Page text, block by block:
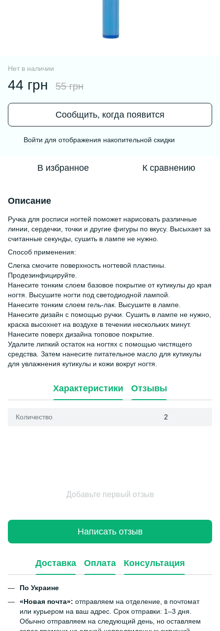
Нет в наличии
44 грн 55 грн
Сообщить, когда появится
Войти для отображения накопительной скидки
В избранное К сравнению
Описание
Ручка для росписи ногтей поможет нарисовать различные
линии, сердечки, точки и другие фигуры по вкусу. Высыхает за
считанные секунды, сушить в лампе не нужно.
Способ применения:
Слегка смочите поверхность ногтевой пластины.
Продезинфицируйте.
Нанесите тонким слоем базовое покрытие от кутикулы до края
ногтя. Высушите ногти под светодиодной лампой.
Нанесите тонким слоем гель-лак. Высушите в лампе.
Нанесите дизайн с помощью ручки. Сушить в лампе не нужно,
краска высохнет на воздухе в течении нескольких минут.
Нанесите поверх дизайна топовое покрытие.
Удалите липкий остаток на ногтях с помощью чистящего
средства. Затем нанесите питательное масло для кутикулы
для увлажнения кутикулы и кожи вокруг ногтя.
Характеристики Отзывы
Количество 2
Добавьте первый отзыв
Написать отзыв
Доставка Оплата Консультация
По Украине
«Новая почта»: отправляем на отделение, в почтомат
или курьером на ваш адрес. Срок отправки: 1–3 дня.
Обычно отправляем на следующий день, но оставляем